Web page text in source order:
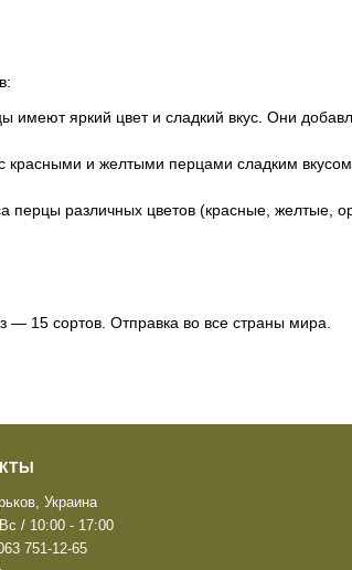
имеют яркий цвет и сладкий вкус. Они
и желтыми перцами сладким
перцы различных цветов (красные, желтые,
— 15 сортов. Отправка во все страны мира.
Украина
Вс / 10:00 - 17:00
751-12-65